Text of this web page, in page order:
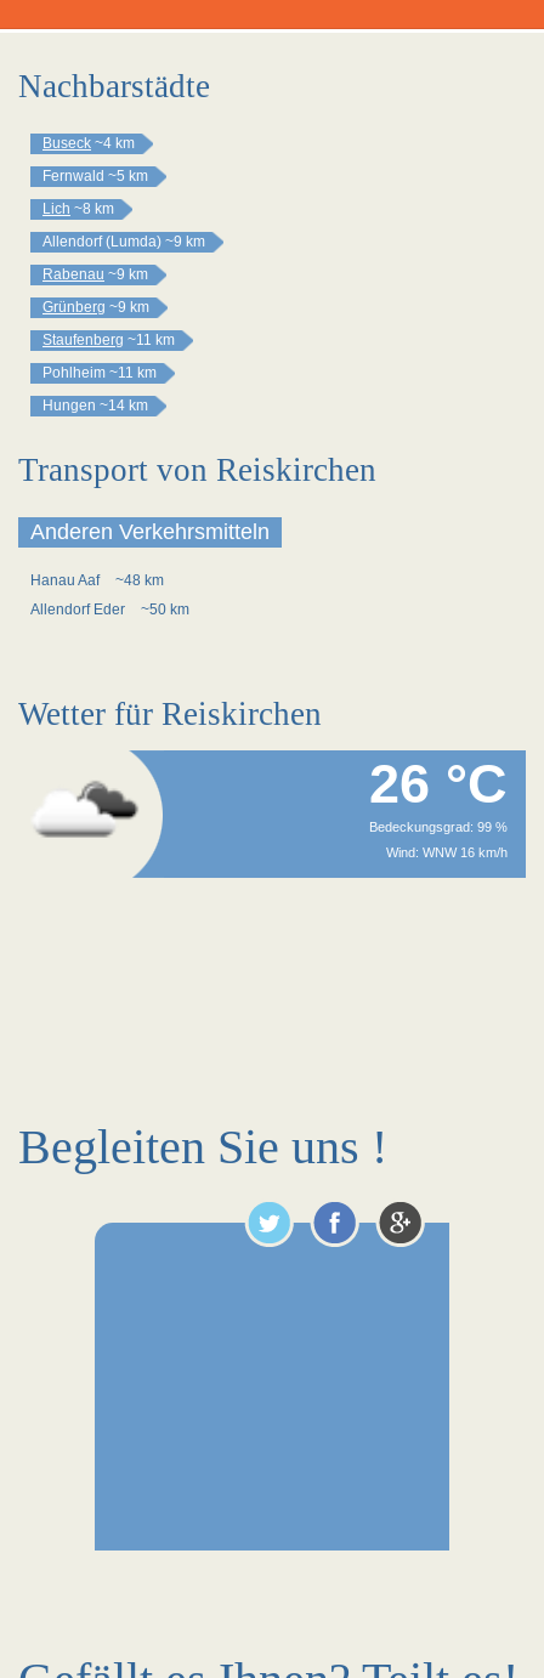
Nachbarstädte
Buseck ~4 km
Fernwald ~5 km
Lich ~8 km
Allendorf (Lumda) ~9 km
Rabenau ~9 km
Grünberg ~9 km
Staufenberg ~11 km
Pohlheim ~11 km
Hungen ~14 km
Transport von Reiskirchen
Anderen Verkehrsmitteln
Hanau Aaf
~48 km
Allendorf Eder
~50 km
Wetter für Reiskirchen
26 °C
Bedeckungsgrad: 99 %
Wind: WNW 16 km/h
Begleiten Sie uns !